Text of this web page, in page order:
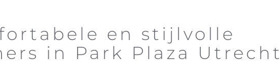
en stijlvolle
in Park Plaza Utrecht